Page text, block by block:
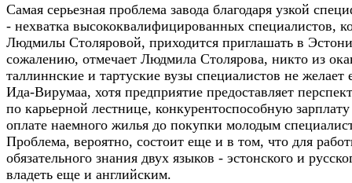
Самая серьезная проблема завода благодаря узкой
- нехватка высококвалифицированных специалистов,
Людмилы Столяровой, приходится приглашать в
сожалению, отмечает Людмила Столярова, никто из
таллиннские и тартуские вузы специалистов не желает
Ида-Вирумаа, хотя предприятие предоставляет
по карьерной лестнице, конкурентоспособную
оплате наемного жилья до покупки молодым
Проблема, вероятно, состоит еще и в том, что для
обязательного знания двух языков - эстонского и
владеть еще и английским.